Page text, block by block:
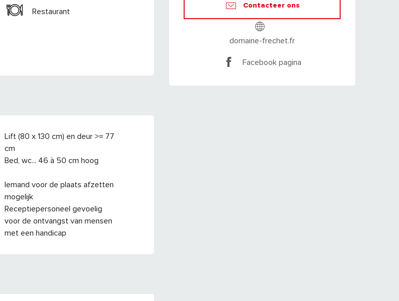
Contacteer ons
domaine-frechet.fr
Facebook pagina
Restaurant
Lift (80 x 130 cm) en deur >= 77
cm
Bed, wc... 46 à 50 cm hoog
Iemand voor de plaats afzetten
mogelijk
Receptiepersoneel gevoelig
voor de ontvangst van mensen
met een handicap